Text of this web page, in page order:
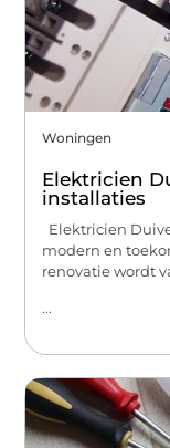
Woningen
Elektricien
installaties
Elektricien
modern en
renovatie wordt
...